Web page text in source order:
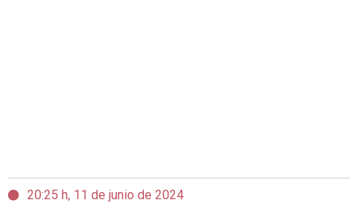
20:25 h, 11 de junio de 2024